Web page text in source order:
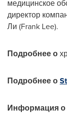
медицинское
директор
Ли (Frank Lee).
Подробнее о
Подробнее о
Информация о